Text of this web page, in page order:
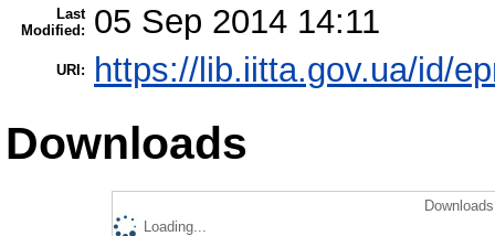
Last
Modified:
05 Sep 2014 14:11
URI: https://lib.iitta.gov.ua/id/
Downloads
Loading...